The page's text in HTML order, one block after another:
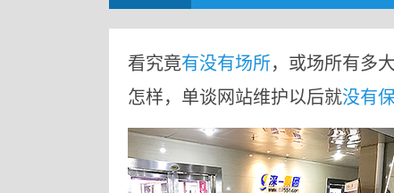
看究竟有没有场所，或场所有多
怎样，单谈网站维护以后就没有